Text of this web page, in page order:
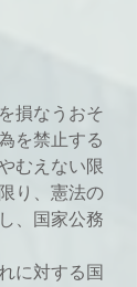
損なうおそ
を禁止する
むえない限
り、憲法の
、国家公務
に対する国